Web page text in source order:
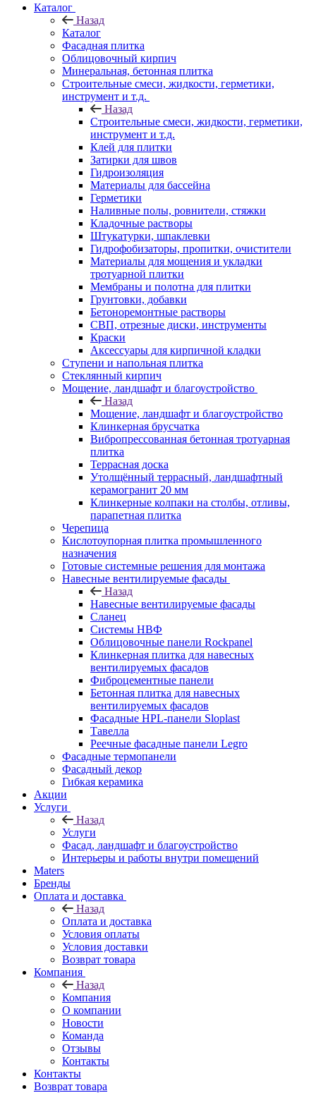
Каталог
Назад
Каталог
Фасадная плитка
Облицовочный кирпич
Минеральная, бетонная плитка
Строительные смеси, жидкости, герметики,
инструмент и т.д.
Назад
Строительные смеси, жидкости, герметики,
инструмент и т.д.
Клей для плитки
Затирки для швов
Гидроизоляция
Материалы для бассейна
Герметики
Наливные полы, ровнители, стяжки
Кладочные растворы
Штукатурки, шпаклевки
Гидрофобизаторы, пропитки, очистители
Материалы для мощения и укладки
тротуарной плитки
Мембраны и полотна для плитки
Грунтовки, добавки
Бетоноремонтные растворы
СВП, отрезные диски, инструменты
Краски
Аксессуары для кирпичной кладки
Ступени и напольная плитка
Cтеклянный кирпич
Мощение, ландшафт и благоустройство
Назад
Мощение, ландшафт и благоустройство
Клинкерная брусчатка
Вибропрессованная бетонная тротуарная
плитка
Террасная доска
Утолщённый террасный, ландшафтный
керамогранит 20 мм
Клинкерные колпаки на столбы, отливы,
парапетная плитка
Черепица
Кислотоупорная плитка промышленного
назначения
Готовые системные решения для монтажа
Навесные вентилируемые фасады
Назад
Навесные вентилируемые фасады
Сланец
Системы НВФ
Облицовочные панели Rockpanel
Клинкерная плитка для навесных
вентилируемых фасадов
Фиброцементные панели
Бетонная плитка для навесных
вентилируемых фасадов
Фасадные HPL-панели Sloplast
Тавелла
Реечные фасадные панели Legro
Фасадные термопанели
Фасадный декор
Гибкая керамика
Акции
Услуги
Назад
Услуги
Фасад, ландшафт и благоустройство
Интерьеры и работы внутри помещений
Maters
Бренды
Оплата и доставка
Назад
Оплата и доставка
Условия оплаты
Условия доставки
Возврат товара
Компания
Назад
Компания
О компании
Новости
Команда
Отзывы
Контакты
Контакты
Возврат товара